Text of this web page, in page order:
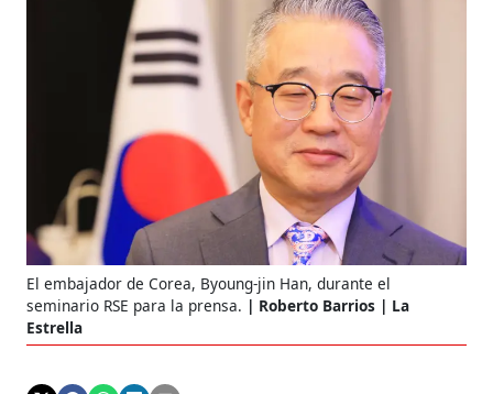
El embajador de Corea, Byoung-jin Han, durante el
seminario RSE para la prensa.
Roberto Barrios | La
Estrella